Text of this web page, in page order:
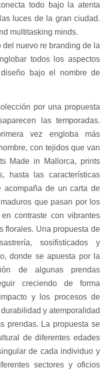
todo bajo la atenta
luces de la gran ciudad.
multitasking minds.
nuevo re branding de la
todos los aspectos
bajo el nombre de
por una propuesta
las temporadas.
vez engloba más
con tejidos que van
Made in Mallorca, prints
hasta las características
acompaña de un carta de
que pasan por los
contraste con vibrantes
florales. Una propuesta de
sosifisticados y
donde se apuesta por la
de algunas prendas
creciendo de forma
y los procesos de
y atemporalidad
prendas. La propuesta se
de diferentes edades
de cada individuo y
sectores y oficios